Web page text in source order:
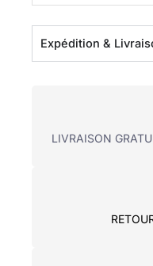
Expédition &
LIVRAISON